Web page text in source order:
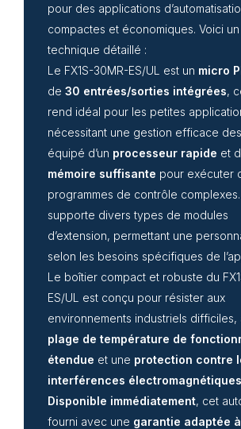
pour des applications
compactes et économiques. Voici
technique détaillé :
Le FX1S-30MR-ES/UL est un micro
de 30 entrées/sorties intégrées,
rend idéal pour les petites
nécessitant une gestion efficace
équipé d’un processeur rapide et
mémoire suffisante pour exécuter
programmes de contrôle
supporte divers types de modules
d’extension, permettant une
selon les besoins spécifiques de
Le boîtier compact et robuste du
ES/UL est conçu pour résister aux
environnements industriels difficiles,
plage de température de
étendue et une protection contre
interférences électromagnétiques
Disponible immédiatement, cet
fourni avec une garantie adaptée